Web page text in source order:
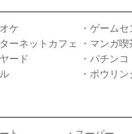
ケ
・ゲーム
ーネットカフェ
・マンガ喫
ード
・パチンコ
・ボウリン